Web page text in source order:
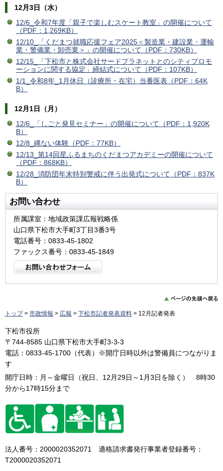
12月3日（水）
12/6_令和7年度「親子で楽しむスケート教室」の開催について
（PDF：1,269KB）
12/10_「くだまつ就職応援フェア2025＜製造業・建設業・運輸
業・警備業・卸売業＞」の開催について（PDF：730KB）
12/15_「下松市と株式会社サードプラネットとのシティプロモ
ーションに関する協定」締結式について（PDF：107KB）
1/1_令和8年_1月休日（診療所・在宅）当番医表（PDF：64K
B）
12月1日（月）
12/6_「しごと発見セミナー」の開催について（PDF：1,920K
B）
12/8_縄ない体験（PDF：77KB）
12/13_第14回星ふるまちのくだまつアカデミーの開催について
（PDF：868KB）
12/28_消防団年末特別警戒に伴う出発式について（PDF：837K
B）
お問い合わせ
所属課室：地域政策課広報戦略係
山口県下松市大手町3丁目3番3号
電話番号：0833-45-1802
ファックス番号：0833-45-1849
トップ> 市政情報 > 広報 > 下松市記者発表資料 > 12月記者発表
下松市役所
〒744-8585 山口県下松市大手町3-3-3
電話：0833-45-1700（代表）※開庁日時以外は警備員につながりま
す
開庁日時：月～金曜日（祝日、12月29日～1月3日を除く） 8時30
分から17時15分まで
法人番号：2000020352071 適格請求書発行事業者登録番号：
T2000020352071